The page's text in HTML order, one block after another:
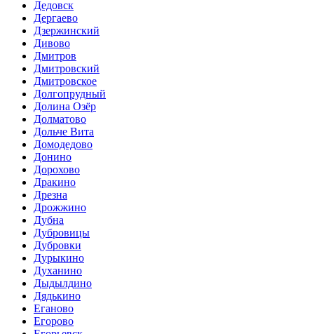
Дедовск
Дергаево
Дзержинский
Дивово
Дмитров
Дмитровский
Дмитровское
Долгопрудный
Долина Озёр
Долматово
Дольче Вита
Домодедово
Донино
Дорохово
Дракино
Дрезна
Дрожжино
Дубна
Дубровицы
Дубровки
Дурыкино
Духанино
Дыдылдино
Дядькино
Еганово
Егорово